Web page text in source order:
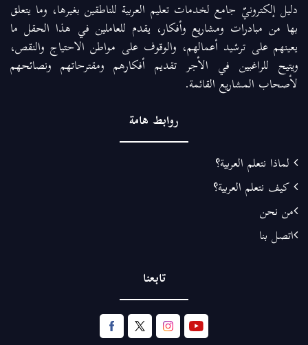
دليل إلكترونيّ جامع لخدمات تعليم العربية للناطقين بغيرها، وما يتعلق
بها من مبادرات ومشاريع وأفكار، يقدم للعاملين في هذا الحقل ما
يعينهم على ترشيد أعمالهم، والوقوف على مواطن الاحتياج والنقص،
ويتيح للراغبين في الأجر تقديم أفكارهم ومقترحاتهم ونصائحهم
لأصحاب المشاريع القائمة.
روابط هامة
لماذا نتعلم العربية؟
كيف نتعلم العربية؟
من نحن
اتصل بنا
تابعنا